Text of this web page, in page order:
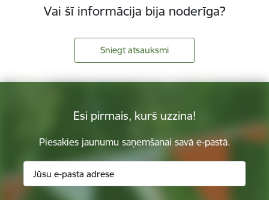
Vai šī informācija bija noderīga?
Sniegt atsauksmi
Esi pirmais, kurš uzzina!
Piesakies jaunumu saņemšanai savā e-pastā.